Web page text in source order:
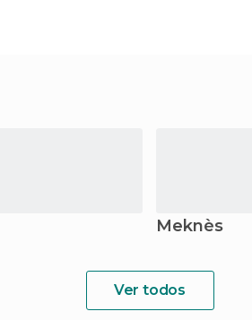
Meknès
Ver todos